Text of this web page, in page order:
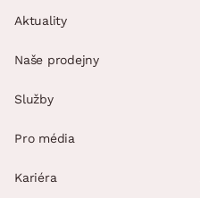
Aktuality
Naše prodejny
Služby
Pro média
Kariéra